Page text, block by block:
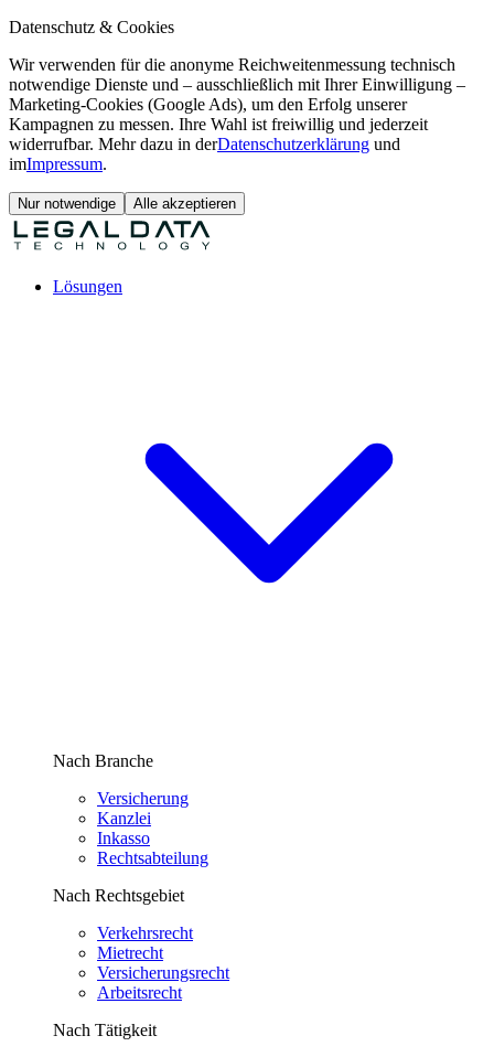
Datenschutz & Cookies
Wir verwenden für die anonyme Reichweitenmessung technisch
notwendige Dienste und – ausschließlich mit Ihrer Einwilligung –
Marketing-Cookies (Google Ads), um den Erfolg unserer
Kampagnen zu messen. Ihre Wahl ist freiwillig und jederzeit
widerrufbar. Mehr dazu in derDatenschutzerklärung und
imImpressum.
Nur notwendige Alle akzeptieren
Lösungen
Nach Branche
Versicherung
Kanzlei
Inkasso
Rechtsabteilung
Nach Rechtsgebiet
Verkehrsrecht
Mietrecht
Versicherungsrecht
Arbeitsrecht
Nach Tätigkeit